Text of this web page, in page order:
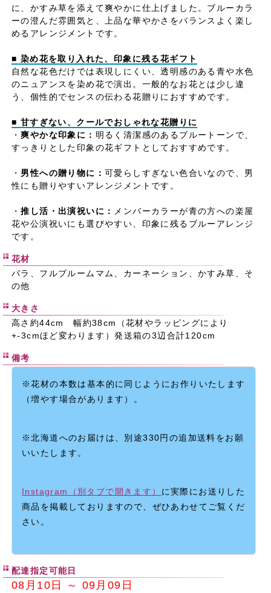
に、かすみ草を添えて爽やかに仕上げました。ブルーカラ
ーの澄んだ雰囲気と、上品な華やかさをバランスよく楽し
めるアレンジメントです。
■ 染め花を取り入れた、印象に残る花ギフト
自然な花色だけでは表現しにくい、透明感のある青や水色
のニュアンスを染め花で演出。一般的なお花とは少し違
う、個性的でセンスの伝わる花贈りにおすすめです。
■ 甘すぎない、クールでおしゃれな花贈りに
・爽やかな印象に： 明るく清潔感のあるブルートーンで、
すっきりとした印象の花ギフトとしておすすめです。
・ 男性への贈り物に：可愛らしすぎない色合いなので、男
性にも贈りやすいアレンジメントです。
・推し活・出演祝いに：
メンバーカラーが青の方への楽屋
花や公演祝いにも選びやすい、印象に残るブルーアレンジ
です。
花材
バラ、フルブルームマム、カーネーション、かすみ草、そ
の他
大きさ
高さ約44cm 幅約38cm（花材やラッピングにより
+-3cmほど変わります）発送箱の3辺合計120cm
備考
※花材の本数は基本的に同じようにお作りいたします
（増やす場合があります）。
※北海道へのお届けは、別途330円の追加送料をお願
いいたします。
Instagram（別タブで開きます） に実際にお送りした
商品を掲載しておりますので、ぜひあわせてご覧くだ
さい。
配達指定可能日
08月10日 ～ 09月09日